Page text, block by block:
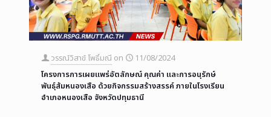
วรรณ์วิสาข์ โพธิ์มณี on
11/08/2024
โครงการการเผยแพร่อัตลักษณ์ คุณค่า และการอนุรักษ์
พันธุ์ส้มหนองเสือ ด้วยกิจกรรมสร้างสรรค์ ภายในโรงเรียน
อำเภอหนองเสือ จังหวัดปทุมธานี